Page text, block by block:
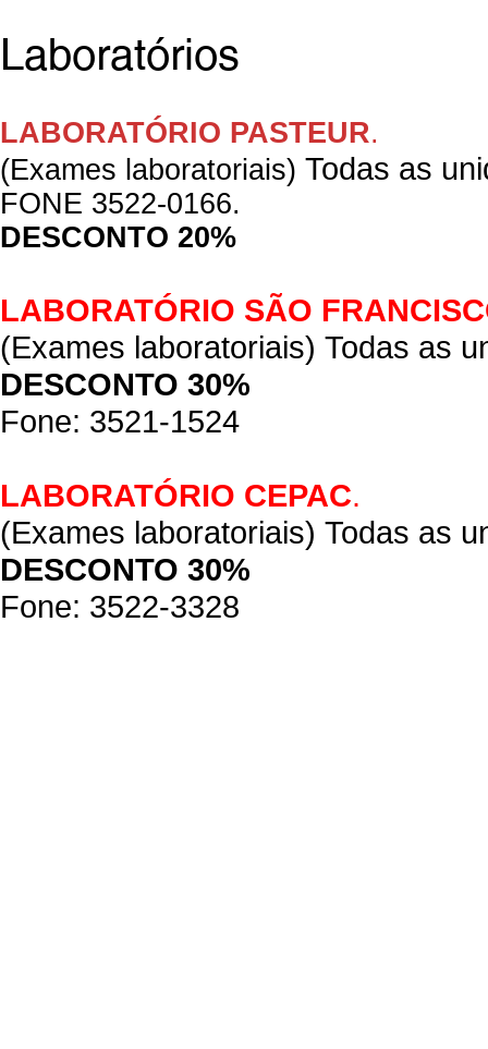
Laboratórios
LABORATÓRIO PASTEUR.
(Exames laboratoriais) Todas as
FONE 3522-0166.
DESCONTO 20%
LABORATÓRIO SÃO
(Exames laboratoriais) Todas as
DESCONTO 30%
Fone: 3521-1524
LABORATÓRIO CEPAC.
(Exames laboratoriais) Todas as
DESCONTO 30%
Fone: 3522-3328